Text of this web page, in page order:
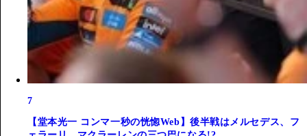
7
【堂本光一 コンマ一秒の恍惚Web】後半戦はメルセデス、フ